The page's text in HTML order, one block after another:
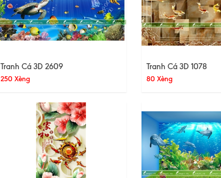
Tranh Cá 3D 2609
250 Xèng
Tranh Cá 3D 1078
80 Xèng